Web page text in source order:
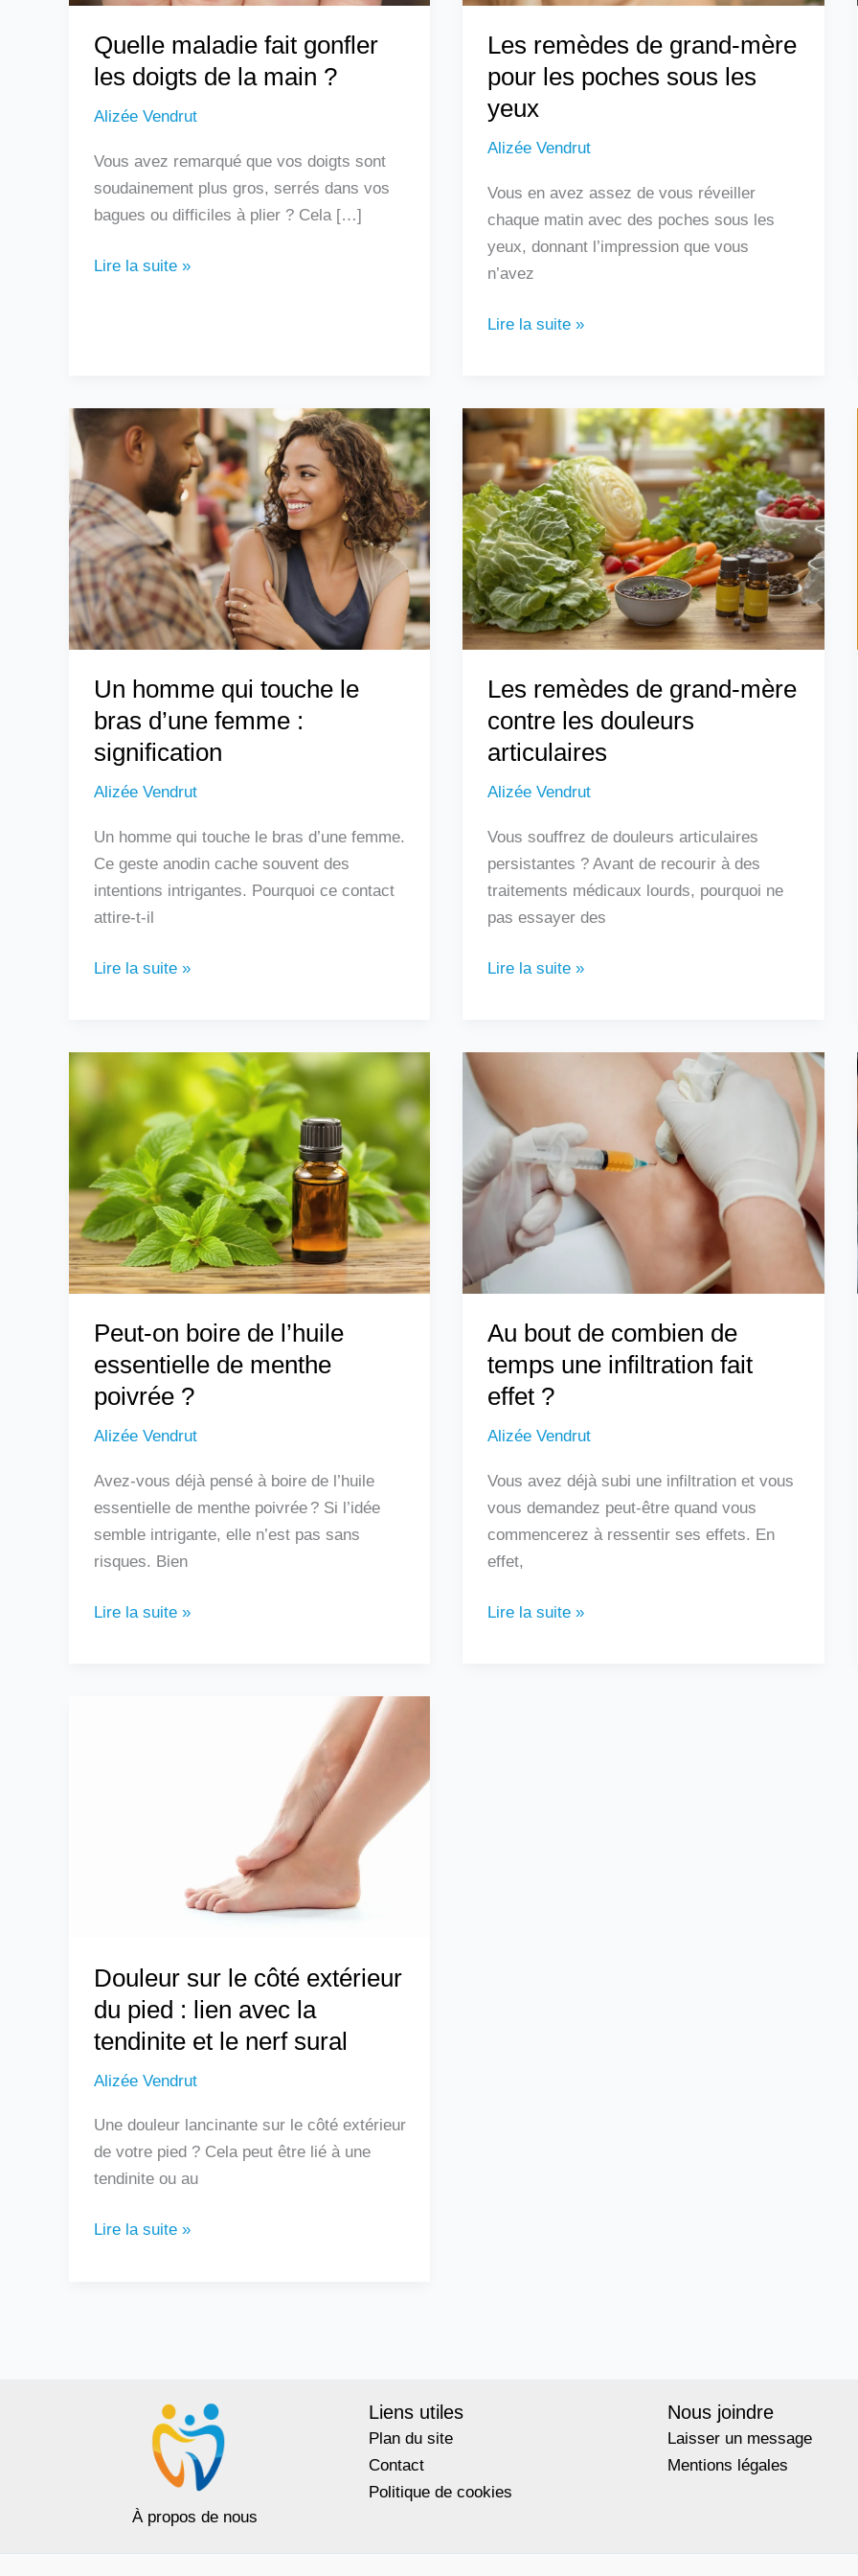
Quelle maladie fait gonfler
les doigts de la main ?
Alizée Vendrut
Vous avez remarqué que vos doigts sont
soudainement plus gros, serrés dans vos
bagues ou difficiles à plier ? Cela […]
Lire la suite »
Les remèdes de grand-mère
pour les poches sous les
yeux
Alizée Vendrut
Vous en avez assez de vous réveiller
chaque matin avec des poches sous les
yeux, donnant l’impression que vous
n’avez
yeux
Lire la suite »
Un homme qui touche le
bras d’une femme :
signification
Alizée Vendrut
Un homme qui touche le bras d’une femme.
Ce geste anodin cache souvent des
intentions intrigantes. Pourquoi ce contact
attire-t-il
Un
homme
touche
le
bras
d’une
femme
:
Lire la suite »
Les remèdes de grand-mère
contre les douleurs
articulaires
Alizée Vendrut
Vous souffrez de douleurs articulaires
persistantes ? Avant de recourir à des
traitements médicaux lourds, pourquoi ne
pas essayer des
Les
remèdes
de
grand-
mère
contre
les
douleurs
articulaires
Lire la suite »
Peut-on boire de l’huile
essentielle de menthe
poivrée ?
Alizée Vendrut
Avez-vous déjà pensé à boire de l’huile
essentielle de menthe poivrée ? Si l’idée
semble intrigante, elle n’est pas sans
risques. Bien
Peut-
boire
l’huile
essentielle
de
menthe
poivrée
Lire la suite »
Au bout de combien de
temps une infiltration fait
effet ?
Alizée Vendrut
Vous avez déjà subi une infiltration et vous
vous demandez peut-être quand vous
commencerez à ressentir ses effets. En
effet,
de
combien
de
temps
une
infiltration
fait
?
Lire la suite »
Douleur sur le côté extérieur
du pied : lien avec la
tendinite et le nerf sural
Alizée Vendrut
Une douleur lancinante sur le côté extérieur
de votre pied ? Cela peut être lié à une
tendinite ou au
la
tendinite
et
nerf
Lire la suite »
À propos de nous
Liens utiles
Plan du site
Contact
Politique de cookies
Nous joindre
Laisser un message
Mentions légales